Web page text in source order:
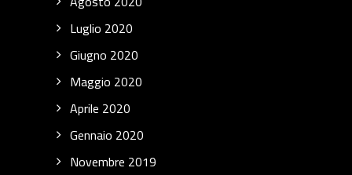
Luglio 2020
Giugno 2020
Maggio 2020
Aprile 2020
Gennaio 2020
Novembre 2019